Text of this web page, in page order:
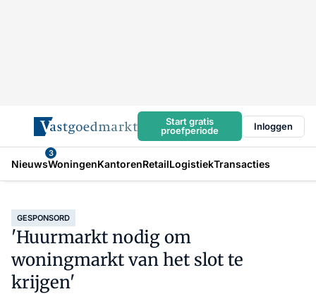
Start gratis
proefperiode
Inloggen
Nieuws
3
WoningenKantorenRetailLogistiekTransacties
GESPONSORD
'Huurmarkt nodig om
woningmarkt van het slot te
krijgen'